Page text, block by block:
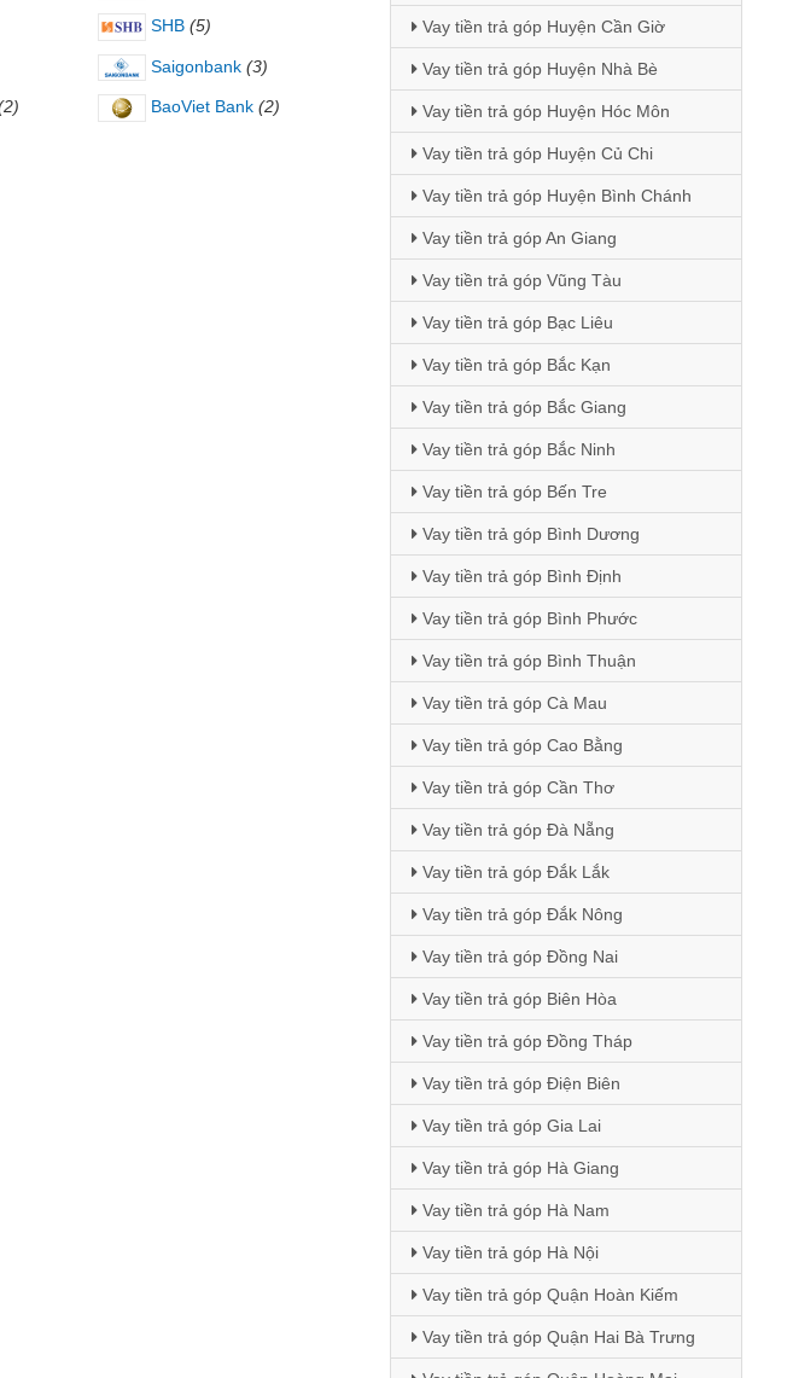
SHB (5)
Saigonbank (3)
BaoViet Bank (2)
Vay tiền trả góp Huyện Cần Giờ
Vay tiền trả góp Huyện Nhà Bè
Vay tiền trả góp Huyện Hóc Môn
Vay tiền trả góp Huyện Củ Chi
Vay tiền trả góp Huyện Bình Chánh
Vay tiền trả góp An Giang
Vay tiền trả góp Vũng Tàu
Vay tiền trả góp Bạc Liêu
Vay tiền trả góp Bắc Kạn
Vay tiền trả góp Bắc Giang
Vay tiền trả góp Bắc Ninh
Vay tiền trả góp Bến Tre
Vay tiền trả góp Bình Dương
Vay tiền trả góp Bình Định
Vay tiền trả góp Bình Phước
Vay tiền trả góp Bình Thuận
Vay tiền trả góp Cà Mau
Vay tiền trả góp Cao Bằng
Vay tiền trả góp Cần Thơ
Vay tiền trả góp Đà Nẵng
Vay tiền trả góp Đắk Lắk
Vay tiền trả góp Đắk Nông
Vay tiền trả góp Đồng Nai
Vay tiền trả góp Biên Hòa
Vay tiền trả góp Đồng Tháp
Vay tiền trả góp Điện Biên
Vay tiền trả góp Gia Lai
Vay tiền trả góp Hà Giang
Vay tiền trả góp Hà Nam
Vay tiền trả góp Hà Nội
Vay tiền trả góp Quận Hoàn Kiếm
Vay tiền trả góp Quận Hai Bà Trưng